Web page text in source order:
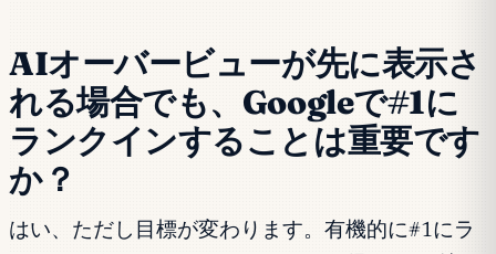
AIオーバービューが先に表示さ
れる場合でも、Googleで#1に
ランクインすることは重要です
か？
はい、ただし目標が変わります。有機的に#1にラ